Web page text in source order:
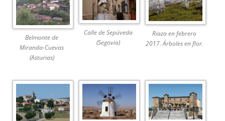
Belmonte de
Miranda-Cuevas
(Asturias)
Calle de Sepúveda
(Segovia)
Riaza en febrero
2017. Árboles en flor.